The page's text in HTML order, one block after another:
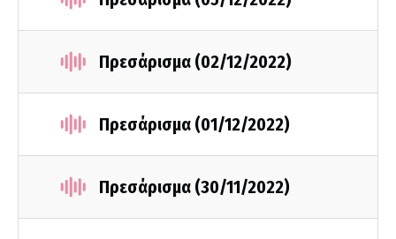
Πρεσάρισμα (02/12/2022)
Πρεσάρισμα (01/12/2022)
Πρεσάρισμα (30/11/2022)